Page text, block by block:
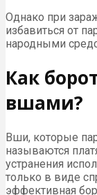
Однако при
избавиться от
народными
Как
вшами?
Вши, которые
называются
устранения
только в виде
эффективная